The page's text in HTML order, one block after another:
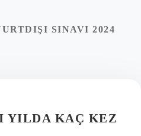
SINAVI 2024
YILDA KAÇ KEZ